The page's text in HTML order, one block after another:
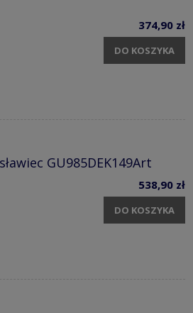
374,90 zł
DO KOSZYKA
GU985DEK149Art
538,90 zł
DO KOSZYKA